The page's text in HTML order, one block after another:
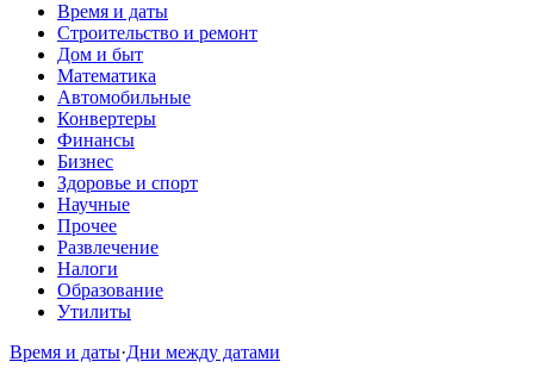
Время и даты
Строительство и ремонт
Дом и быт
Математика
Автомобильные
Конвертеры
Финансы
Бизнес
Здоровье и спорт
Научные
Прочее
Развлечение
Налоги
Образование
Утилиты
Время и даты·Дни между датами